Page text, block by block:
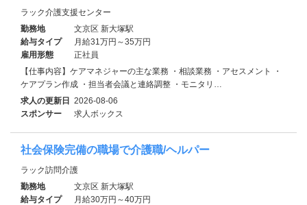
ラック介護支援センター
勤務地
文京区 新大塚駅
給与タイプ
月給31万円～35万円
雇用形態
正社員
【仕事内容】ケアマネジャーの主な業務 ・相談業務 ・アセスメント ・
ケアプラン作成 ・担当者会議と連絡調整 ・モニタリ…
求人の更新日 2026-08-06
スポンサー
求人ボックス
社会保険完備の職場で介護職/ヘルパー
ラック訪問介護
勤務地
文京区 新大塚駅
給与タイプ
月給30万円～40万円